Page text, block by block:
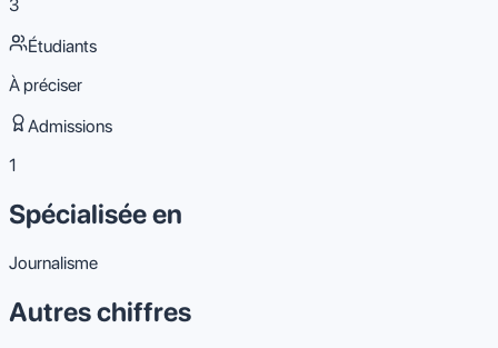
3
Étudiants
À préciser
Admissions
1
Spécialisée en
Journalisme
Autres chiffres